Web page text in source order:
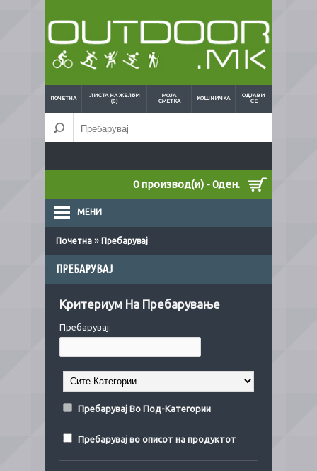
ПОЧЕТНА
ЛИСТА НА ЖЕЛБИ
(0)
МОЈА
СМЕТКА
КОШНИЧКА
ОДЈАВИ
СЕ
0 производ(и) - 0ден.
МЕНИ
Почетна » Пребарувај
ПРЕБАРУВАЈ
Критериум На Пребарување
Пребарувај:
Пребарувај Во Под-Категории
Пребарувај во описот на продуктот